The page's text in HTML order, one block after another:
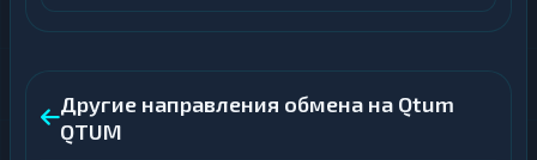
Другие направления обмена на Qtum
QTUM